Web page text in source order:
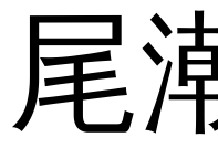
尾